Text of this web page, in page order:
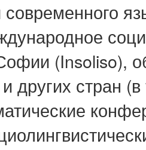
(Insoliso),
других стран